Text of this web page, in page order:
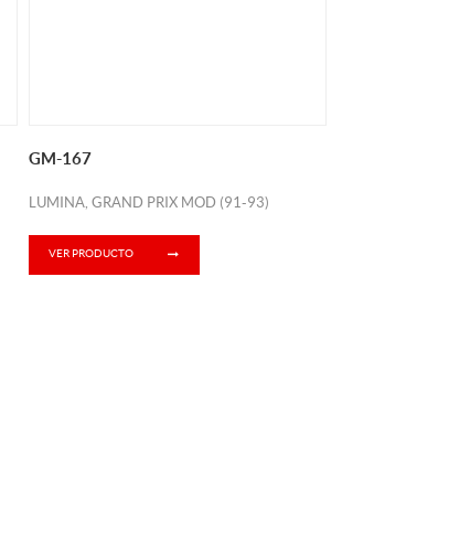
GM-167
LUMINA, GRAND PRIX MOD (91-93)
VER PRODUCTO